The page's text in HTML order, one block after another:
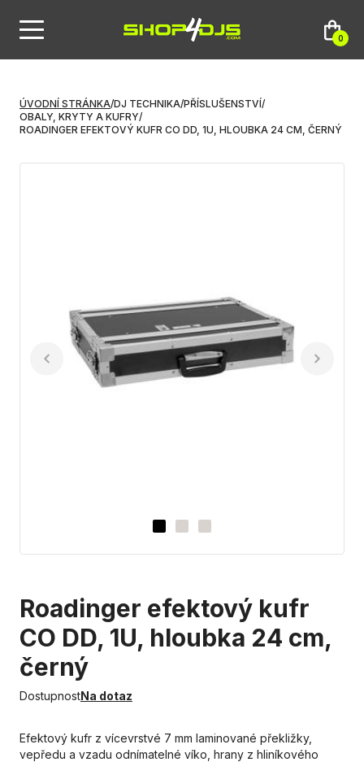
0
ÚVODNÍ STRÁNKA/DJ TECHNIKA/PŘÍSLUŠENSTVÍ/
OBALY, KRYTY A KUFRY/
ROADINGER EFEKTOVÝ KUFR CO DD, 1U, HLOUBKA 24 CM, ČERNÝ
Roadinger efektový kufr
CO DD, 1U, hloubka 24 cm,
černý
DostupnostNa dotaz
Efektový kufr z vícevrstvé 7 mm laminované překližky,
vepředu a vzadu odnímatelné víko, hrany z hliníkového